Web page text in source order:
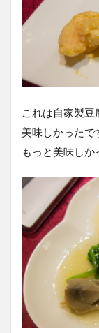
これは自家製豆
美味しかったで
もっと美味しか